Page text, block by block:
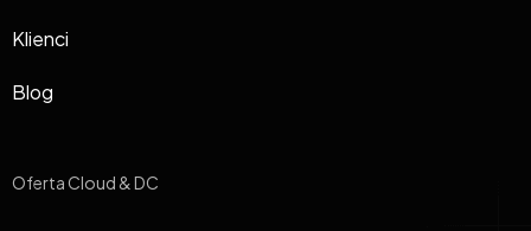
Klienci
Blog
Oferta Cloud & DC